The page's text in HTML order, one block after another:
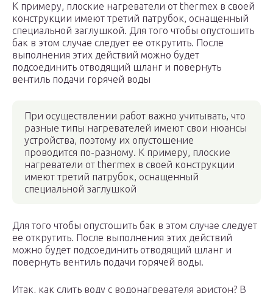
К примеру, плоские нагреватели от thermex в своей
конструкции имеют третий патрубок, оснащенный
специальной заглушкой. Для того чтобы опустошить
бак в этом случае следует ее открутить. После
выполнения этих действий можно будет
подсоединить отводящий шланг и повернуть
вентиль подачи горячей воды
При осуществлении работ важно учитывать, что
разные типы нагревателей имеют свои нюансы
устройства, поэтому их опустошение
проводится по-разному. К примеру, плоские
нагреватели от thermex в своей конструкции
имеют третий патрубок, оснащенный
специальной заглушкой
Для того чтобы опустошить бак в этом случае следует
ее открутить. После выполнения этих действий
можно будет подсоединить отводящий шланг и
повернуть вентиль подачи горячей воды.
Итак, как слить воду с водонагревателя аристон? В